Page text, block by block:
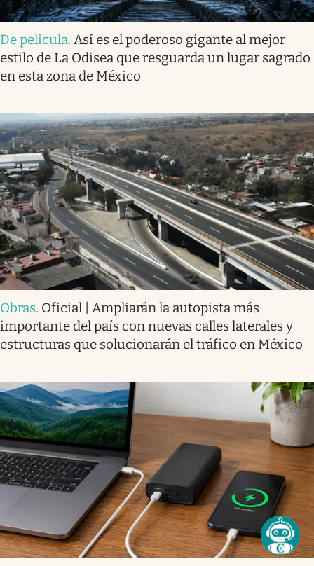
De pelicula. Así es el poderoso gigante al mejor
estilo de La Odisea que resguarda un lugar sagrado
en esta zona de México
Obras. Oficial | Ampliarán la autopista más
importante del país con nuevas calles laterales y
estructuras que solucionarán el tráfico en México